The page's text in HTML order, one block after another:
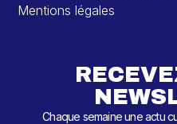
Mentions légales
Chaque semaine une actu